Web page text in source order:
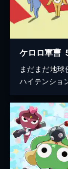
ケロロ軍曹
まだまだ地
ハイテンショ